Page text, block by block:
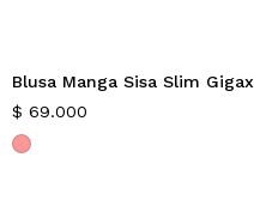
Nuevo
Blusa Manga Sisa Slim Gigax
$ 69.000